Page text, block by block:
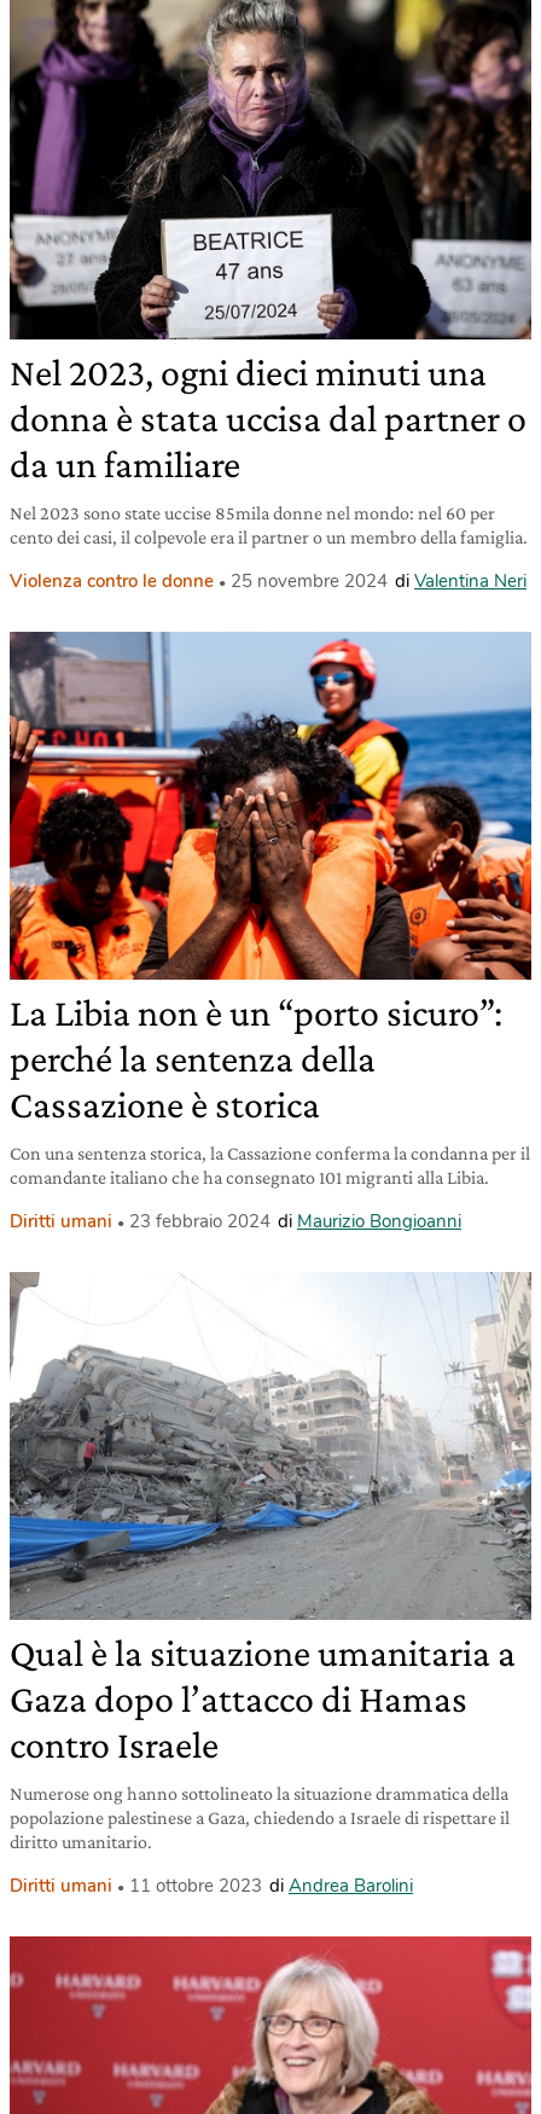
Nel 2023, ogni dieci minuti una
donna è stata uccisa dal partner o
da un familiare
Nel 2023 sono state uccise 85mila donne nel mondo: nel 60 per
cento dei casi, il colpevole era il partner o un membro della famiglia.
Violenza contro le donne 25 novembre 2024 di Valentina Neri
La Libia non è un “porto sicuro”:
perché la sentenza della
Cassazione è storica
Con una sentenza storica, la Cassazione conferma la condanna per il
comandante italiano che ha consegnato 101 migranti alla Libia.
Diritti umani 23 febbraio 2024 di Maurizio Bongioanni
Qual è la situazione umanitaria a
Gaza dopo l’attacco di Hamas
contro Israele
Numerose ong hanno sottolineato la situazione drammatica della
popolazione palestinese a Gaza, chiedendo a Israele di rispettare il
diritto umanitario.
Diritti umani 11 ottobre 2023 di Andrea Barolini